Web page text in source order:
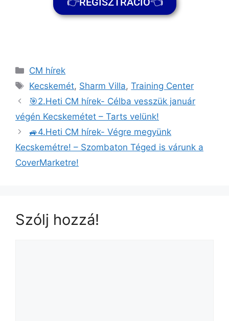
CM hírek
Kecskemét, Sharm Villa,Training Center
🎯2.Heti CM hírek- Célba vesszük január
végén Kecskemétet – Tarts velünk!
🚙4.Heti CM hírek- Végre megyünk
Kecskemétre! – Szombaton Téged is várunk a
CoverMarketre!
Szólj hozzá!